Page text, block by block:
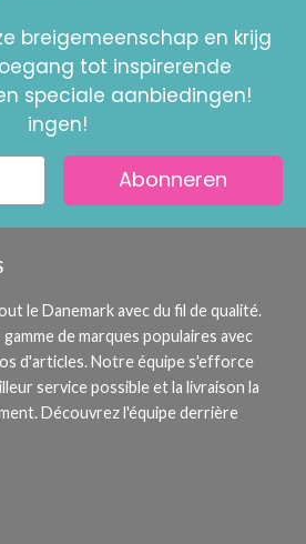
breigemeenschap en krijg
tot inspirerende
speciale aanbiedingen!
ingen!
Abonneren
le Danemark avec du fil de qualité.
de marques populaires avec
d'articles. Notre équipe s'efforce
service possible et la livraison la
Découvrez l'équipe derrière